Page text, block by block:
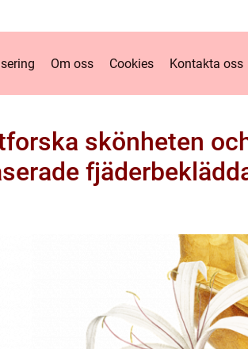
Om oss Cookies Kontakta oss
skönheten